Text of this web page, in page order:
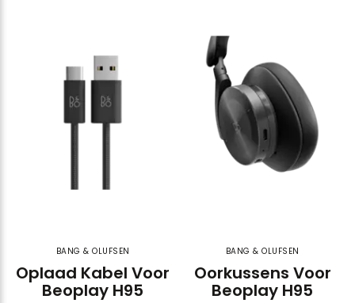
BANG & OLUFSEN
Oplaad Kabel Voor
Beoplay H95
BANG & OLUFSEN
Oorkussens Voor
Beoplay H95